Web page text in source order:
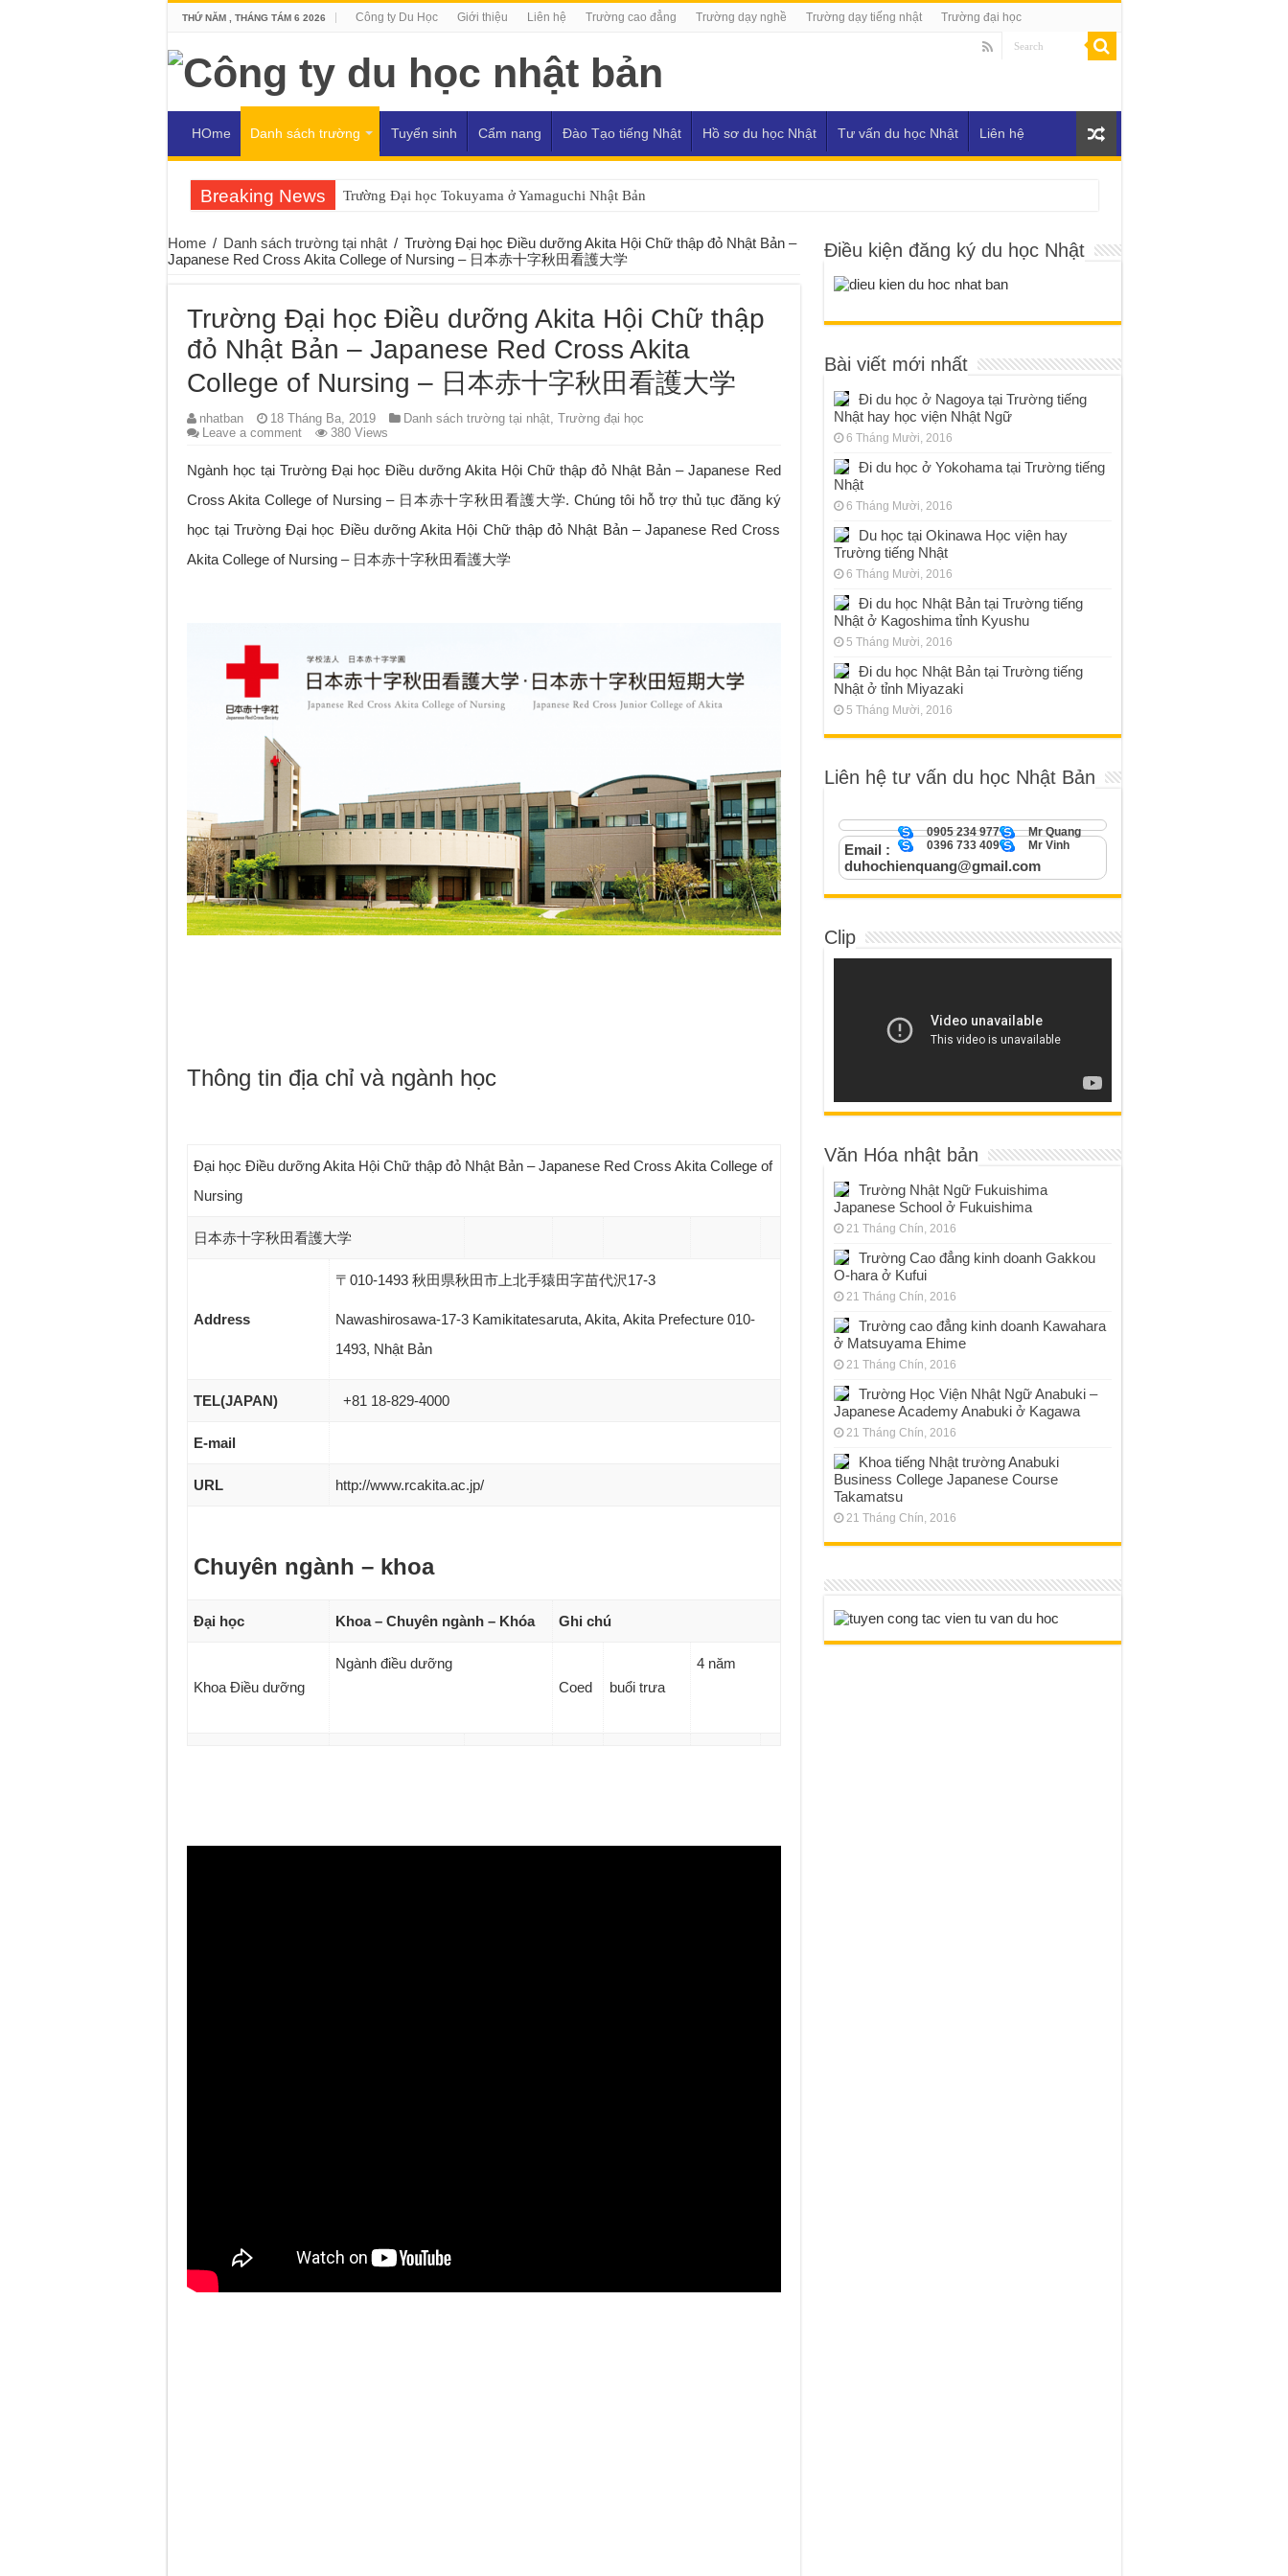
THỨ NĂM , THÁNG TÁM 6 2026 Công ty Du Học Giới thiệu Liên hệ Trường cao đẳng Trường dạy nghề Trường dạy tiếng nhật Trường đại học
HOme Danh sách trường Tuyển sinh Cẩm nang Đào Tạo tiếng Nhật Hồ sơ du học Nhật Tư vấn du học Nhật Liên hệ
Breaking News Trường Đại học Tokuyama ở Yamaguchi Nhật Bản
Home / Danh sách trường tại nhật / Trường Đại học Điều dưỡng Akita Hội Chữ thập đỏ Nhật Bản –
Japanese Red Cross Akita College of Nursing – 日本赤十字秋田看護大学
Trường Đại học Điều dưỡng Akita Hội Chữ thập
đỏ Nhật Bản – Japanese Red Cross Akita
College of Nursing – 日本赤十字秋田看護大学
nhatban 18 Tháng Ba, 2019 Danh sách trường tại nhật, Trường đại học
Leave a comment
380 Views
Ngành học tại Trường Đại học Điều dưỡng Akita Hội Chữ thập đỏ Nhật Bản – Japanese Red
Cross Akita College of Nursing – 日本赤十字秋田看護大学. Chúng tôi hỗ trợ thủ tục đăng ký
học tại Trường Đại học Điều dưỡng Akita Hội Chữ thập đỏ Nhật Bản – Japanese Red Cross
Akita College of Nursing – 日本赤十字秋田看護大学
Thông tin địa chỉ và ngành học
Đại học Điều dưỡng Akita Hội Chữ thập đỏ Nhật Bản – Japanese Red Cross Akita College of
Nursing
日本赤十字秋田看護大学
Address
〒010-1493 秋田県秋田市上北手猿田字苗代沢17-3
Nawashirosawa-17-3 Kamikitatesaruta, Akita, Akita Prefecture 010-
1493, Nhật Bản
TEL(JAPAN) +81 18-829-4000
E-mail
URL http://www.rcakita.ac.jp/
Chuyên ngành – khoa
Đại học Khoa – Chuyên ngành – Khóa Ghi chú
Khoa Điều dưỡng
Ngành điều dưỡng
Coed
buổi trưa
4 năm
Điều kiện đăng ký du học Nhật
Bài viết mới nhất
Đi du học ở Nagoya tại Trường tiếng
Nhật hay học viện Nhật Ngữ
6 Tháng Mười, 2016
Đi du học ở Yokohama tại Trường tiếng
Nhật
6 Tháng Mười, 2016
Du học tại Okinawa Học viện hay
Trường tiếng Nhật
6 Tháng Mười, 2016
Đi du học Nhật Bản tại Trường tiếng
Nhật ở Kagoshima tỉnh Kyushu
5 Tháng Mười, 2016
Đi du học Nhật Bản tại Trường tiếng
Nhật ở tỉnh Miyazaki
5 Tháng Mười, 2016
Liên hệ tư vấn du học Nhật Bản
Mr Quang
0905 234 977
Mr Vinh
0396 733 409
Email :
duhochienquang@gmail.com
Clip
Văn Hóa nhật bản
Trường Nhật Ngữ Fukuishima
Japanese School ở Fukuishima
21 Tháng Chín, 2016
Trường Cao đẳng kinh doanh Gakkou
O-hara ở Kufui
21 Tháng Chín, 2016
Trường cao đẳng kinh doanh Kawahara
ở Matsuyama Ehime
21 Tháng Chín, 2016
Trường Học Viện Nhật Ngữ Anabuki –
Japanese Academy Anabuki ở Kagawa
21 Tháng Chín, 2016
Khoa tiếng Nhật trường Anabuki
Business College Japanese Course
Takamatsu
21 Tháng Chín, 2016